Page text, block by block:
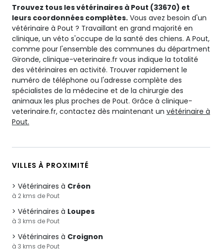
Trouvez tous les vétérinaires à Pout (33670) et
leurs coordonnées complètes. Vous avez besoin d'un
vétérinaire à Pout ? Travaillant en grand majorité en
clinique, un véto s'occupe de la santé des chiens. A Pout,
comme pour l'ensemble des communes du départment
Gironde, clinique-veterinaire.fr vous indique la totalité
des vétérinaires en activité. Trouver rapidement le
numéro de téléphone ou l'adresse complète des
spécialistes de la médecine et de la chirurgie des
animaux les plus proches de Pout. Grâce à clinique-
veterinaire.fr, contactez dès maintenant un vétérinaire à
Pout.
VILLES À PROXIMITÉ
Vétérinaires à Créon
à 2 kms de Pout
Vétérinaires à Loupes
à 3 kms de Pout
Vétérinaires à Croignon
à 3 kms de Pout